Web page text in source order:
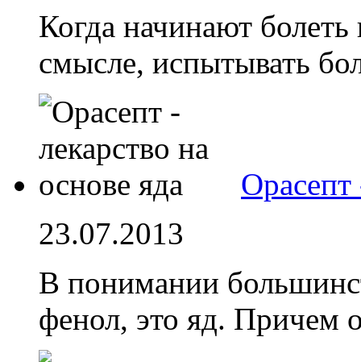
Когда начинают болеть
смысле, испытывать
Орасепт
23.07.2013
В понимании
фенол, это яд. Причем